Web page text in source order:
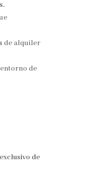
de alquiler
de
de